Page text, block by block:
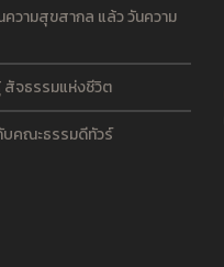
ความสุขสากล แล้ว วันความ
สัจธรรมแห่งชีวิต
บคณะธรรมดีทัวร์